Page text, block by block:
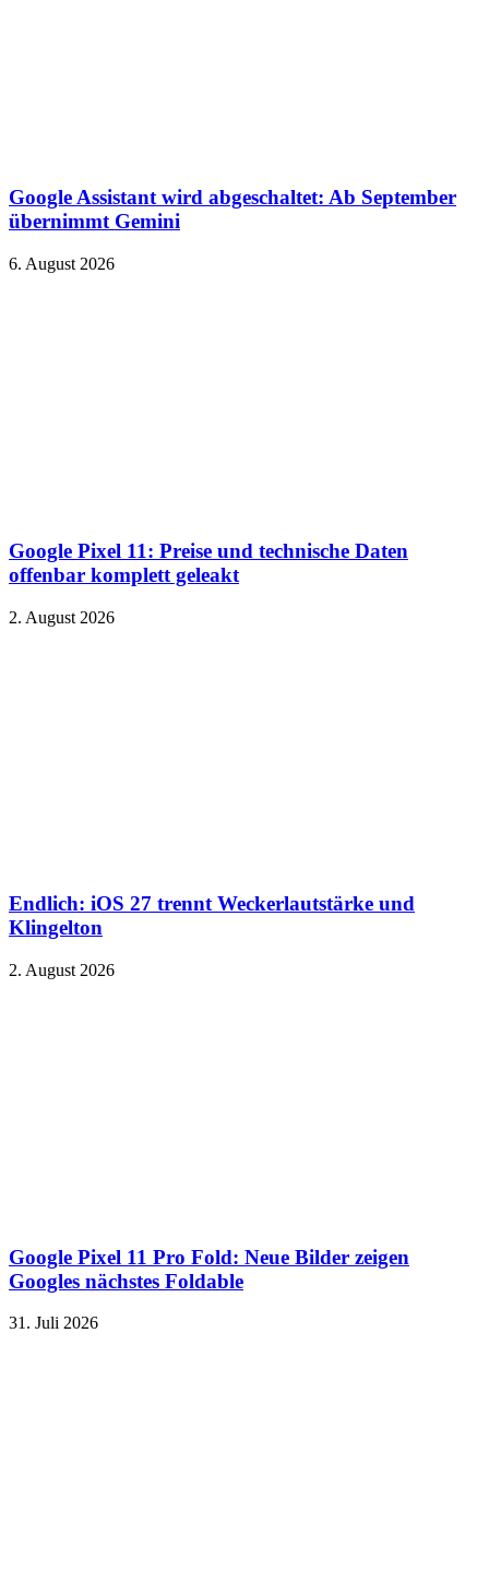
Google Assistant wird abgeschaltet: Ab September
übernimmt Gemini
6. August 2026
Google Pixel 11: Preise und technische Daten
offenbar komplett geleakt
2. August 2026
Endlich: iOS 27 trennt Weckerlautstärke und
Klingelton
2. August 2026
Google Pixel 11 Pro Fold: Neue Bilder zeigen
Googles nächstes Foldable
31. Juli 2026